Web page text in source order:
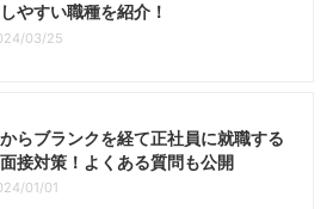
やすい職種を紹介！
03/25
らブランクを経て正社員に就職する
接対策！よくある質問も公開
01/01